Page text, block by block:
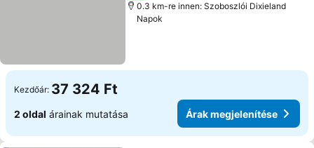
0.3 km-re innen: Szoboszlói Dixieland
Napok
Kezdőár: 37 324 Ft
2 oldal árainak mutatása Árak megjelenítése